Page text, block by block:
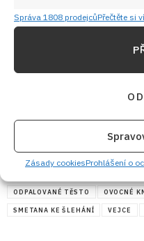
Správa 1808 prodejcůPřečtěte si
Zásady cookiesProhlášení o
ODPALOVANÉ TĚSTO OVOCNÉ
SMETANA KE ŠLEHÁNÍ VEJCE